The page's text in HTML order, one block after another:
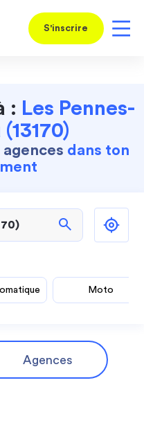
S'inscrire
: Les Pennes-
agences dans ton
search
Moto
Agences